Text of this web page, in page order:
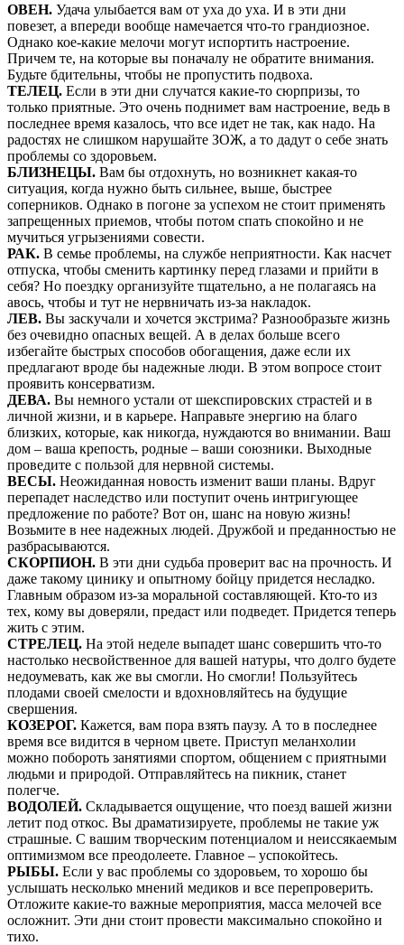
ОВЕН. Удача улыбается вам от уха до уха. И в эти дни
повезет, а впереди вообще намечается что-то грандиозное.
Однако кое-какие мелочи могут испортить настроение.
Причем те, на которые вы поначалу не обратите внимания.
Будьте бдительны, чтобы не пропустить подвоха.
ТЕЛЕЦ. Если в эти дни случатся какие-то сюрпризы, то
только приятные. Это очень поднимет вам настроение, ведь в
последнее время казалось, что все идет не так, как надо. На
радостях не слишком нарушайте ЗОЖ, а то дадут о себе знать
проблемы со здоровьем.
БЛИЗНЕЦЫ. Вам бы отдохнуть, но возникнет какая-то
ситуация, когда нужно быть сильнее, выше, быстрее
соперников. Однако в погоне за успехом не стоит применять
запрещенных приемов, чтобы потом спать спокойно и не
мучиться угрызениями совести.
РАК. В семье проблемы, на службе неприятности. Как насчет
отпуска, чтобы сменить картинку перед глазами и прийти в
себя? Но поездку организуйте тщательно, а не полагаясь на
авось, чтобы и тут не нервничать из-за накладок.
ЛЕВ. Вы заскучали и хочется экстрима? Разнообразьте жизнь
без очевидно опасных вещей. А в делах больше всего
избегайте быстрых способов обогащения, даже если их
предлагают вроде бы надежные люди. В этом вопросе стоит
проявить консерватизм.
ДЕВА. Вы немного устали от шекспировских страстей и в
личной жизни, и в карьере. Направьте энергию на благо
близких, которые, как никогда, нуждаются во внимании. Ваш
дом – ваша крепость, родные – ваши союзники. Выходные
проведите с пользой для нервной системы.
ВЕСЫ. Неожиданная новость изменит ваши планы. Вдруг
перепадет наследство или поступит очень интригующее
предложение по работе? Вот он, шанс на новую жизнь!
Возьмите в нее надежных людей. Дружбой и преданностью не
разбрасываются.
СКОРПИОН. В эти дни судьба проверит вас на прочность. И
даже такому цинику и опытному бойцу придется несладко.
Главным образом из-за моральной составляющей. Кто-то из
тех, кому вы доверяли, предаст или подведет. Придется теперь
жить с этим.
СТРЕЛЕЦ. На этой неделе выпадет шанс совершить что-то
настолько несвойственное для вашей натуры, что долго будете
недоумевать, как же вы смогли. Но смогли! Пользуйтесь
плодами своей смелости и вдохновляйтесь на будущие
свершения.
КОЗЕРОГ. Кажется, вам пора взять паузу. А то в последнее
время все видится в черном цвете. Приступ меланхолии
можно побороть занятиями спортом, общением с приятными
людьми и природой. Отправляйтесь на пикник, станет
полегче.
ВОДОЛЕЙ. Складывается ощущение, что поезд вашей жизни
летит под откос. Вы драматизируете, проблемы не такие уж
страшные. С вашим творческим потенциалом и неиссякаемым
оптимизмом все преодолеете. Главное – успокойтесь.
РЫБЫ. Если у вас проблемы со здоровьем, то хорошо бы
услышать несколько мнений медиков и все перепроверить.
Отложите какие-то важные мероприятия, масса мелочей все
осложнит. Эти дни стоит провести максимально спокойно и
тихо.